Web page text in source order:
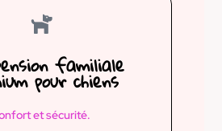
familiale
pour chiens
et sécurité.